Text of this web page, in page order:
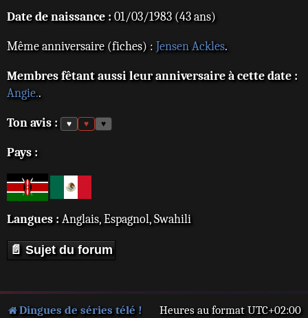
Date de naissance : 01/03/1983 (43 ans)
Même anniversaire (fiches) : Jensen Ackles.
Membres fêtant aussi leur anniversaire à cette date :
Angie..
Ton avis : ♥ ♥ ♥
Pays :
Langues : Anglais, Espagnol, Swahili
📄 Sujet du forum
Dingues de séries télé ! Heures au format UTC+02:00